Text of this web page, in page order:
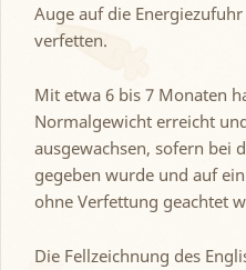
Auge auf die
verfetten.
Mit etwa 6 bis 7 Monaten
Normalgewicht erreicht
ausgewachsen, sofern bei
gegeben wurde und auf
ohne Verfettung geachtet
Die Fellzeichnung des